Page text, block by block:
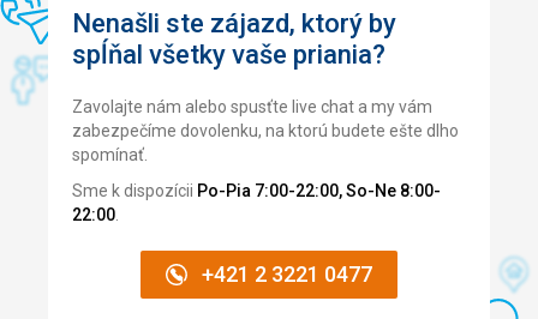
Pláž
Strava
Super!
Ubytovanie
Je to čisté, pokoje jsou příjemně velké a kvalita postelí je
Moc se mi líbila možnost půjčovny kol a kurt na padel.
Nenašli ste zájazd, ktorý by
spĺňal všetky vaše priania?
Zavolajte nám alebo spusťte live chat a my vám
zabezpečíme dovolenku, na ktorú budete ešte dlho
spomínať.
Sme k dispozícii Po-Pia 7:00-22:00, So-Ne 8:00-
22:00.
+421 2 3221 0477